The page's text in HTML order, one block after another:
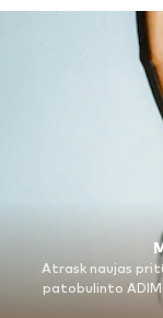
Atrask naujas
patobulinto
nevaržančio